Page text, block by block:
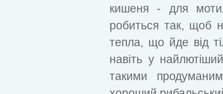
кишеня - для
робиться так, щоб
тепла, що йде від
навіть у
такими